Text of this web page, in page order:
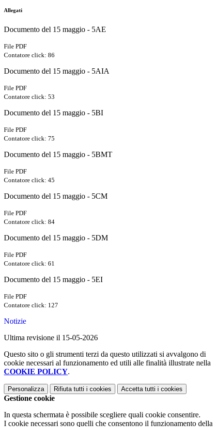
Allegati
Documento del 15 maggio - 5AE
File PDF
Contatore click: 86
Documento del 15 maggio - 5AIA
File PDF
Contatore click: 53
Documento del 15 maggio - 5BI
File PDF
Contatore click: 75
Documento del 15 maggio - 5BMT
File PDF
Contatore click: 45
Documento del 15 maggio - 5CM
File PDF
Contatore click: 84
Documento del 15 maggio - 5DM
File PDF
Contatore click: 61
Documento del 15 maggio - 5EI
File PDF
Contatore click: 127
Notizie
Ultima revisione il 15-05-2026
Questo sito o gli strumenti terzi da questo utilizzati si avvalgono di
cookie necessari al funzionamento ed utili alle finalità illustrate nella
COOKIE POLICY.
Personalizza Rifiuta tutti i cookies Accetta tutti i cookies
Gestione cookie
In questa schermata è possibile scegliere quali cookie consentire.
I cookie necessari sono quelli che consentono il funzionamento della